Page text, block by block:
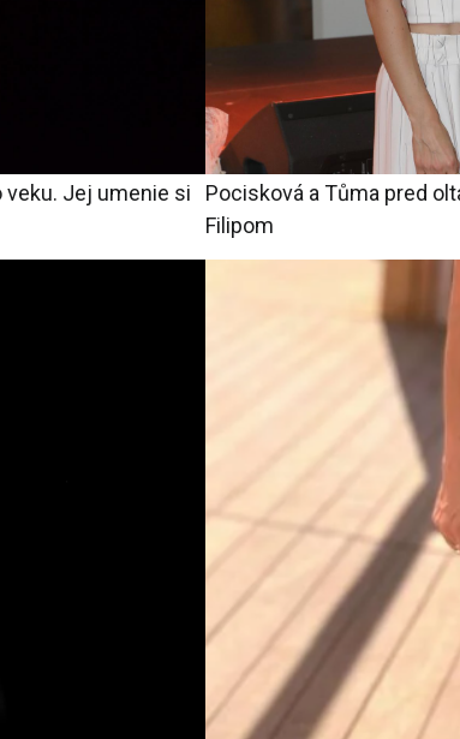
veku. Jej umenie si
Pocisková a Tůma pred
Filipom